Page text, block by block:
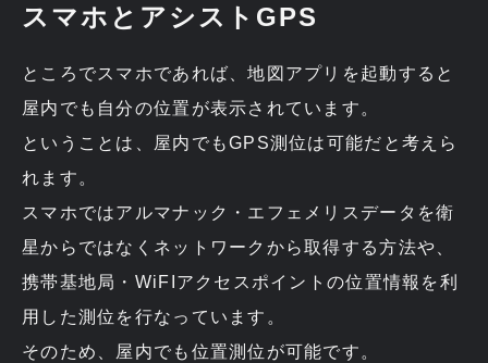
スマホとアシストGPS
ところでスマホであれば、地図アプリを起動すると
屋内でも自分の位置が表示されています。
ということは、屋内でもGPS測位は可能だと考えら
れます。
スマホではアルマナック・エフェメリスデータを衛
星からではなくネットワークから取得する方法や、
携帯基地局・WiFIアクセスポイントの位置情報を利
用した測位を行なっています。
そのため、屋内でも位置測位が可能です。